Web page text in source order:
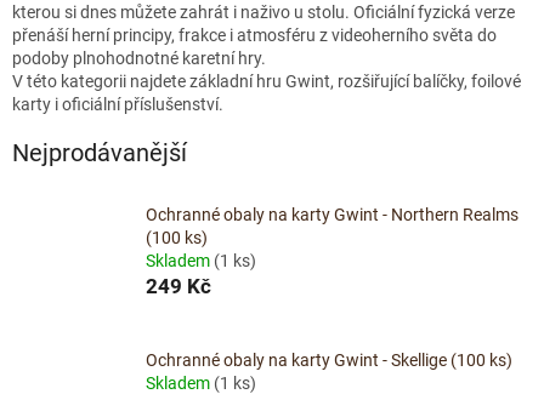
kterou si dnes můžete zahrát i naživo u stolu. Oficiální fyzická verze
přenáší herní principy, frakce i atmosféru z videoherního světa do
podoby plnohodnotné karetní hry.
V této kategorii najdete základní hru Gwint, rozšiřující balíčky, foilové
karty i oficiální příslušenství.
Nejprodávanější
Ochranné obaly na karty Gwint - Northern Realms
(100 ks)
Skladem (1 ks)
249 Kč
Ochranné obaly na karty Gwint - Skellige (100 ks)
Skladem (1 ks)